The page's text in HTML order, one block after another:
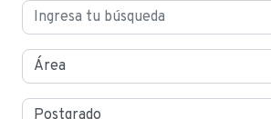
Buscar
Área
Postgrados